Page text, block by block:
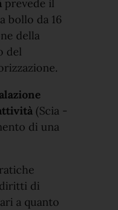
prevede il
bollo da 16
della
del
(Scia -
di una
di
a quanto